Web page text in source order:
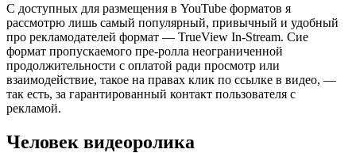
С доступных для размещения в YouTube форматов я
рассмотрю лишь самый популярный, привычный и удобный
про рекламодателей формат — TrueView In-Stream. Сие
формат пропускаемого пре-ролла неограниченной
продолжительности с оплатой ради просмотр или
взаимодействие, такое на правах клик по ссылке в видео, —
так есть, за гарантированный контакт пользователя с
рекламой.
Человек видеоролика